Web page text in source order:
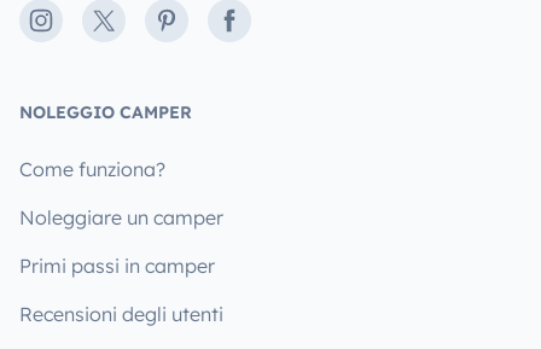
Instagram
X PinterestFacebook
NOLEGGIO CAMPER
Come funziona?
Noleggiare un camper
Primi passi in camper
Recensioni degli utenti